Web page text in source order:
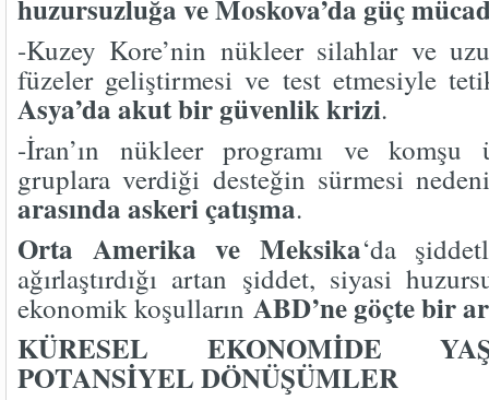
huzursuzluğa ve Moskova’da güç
-Kuzey Kore’nin nükleer silahlar ve
füzeler geliştirmesi ve test etmesiyle
Asya’da akut bir güvenlik krizi.
-İran’ın nükleer programı ve komşu
gruplara verdiği desteğin sürmesi
arasında askeri çatışma.
Orta Amerika ve Meksika‘da
ağırlaştırdığı artan şiddet, siyasi
ekonomik koşulların ABD’ne göçte bir
KÜRESEL EKONOMİDE
POTANSİYEL DÖNÜŞÜMLER